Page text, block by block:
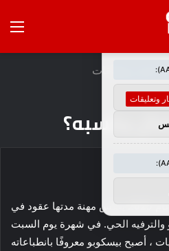
/أخبار وتعليقات
وتعليقات
يكسبه؟
يعكس مهنة مدتها عقود في
والترفيه الحي. في شهرة يوم السبت
، أصبح بيسكوبو معروفًا بانطباعاته